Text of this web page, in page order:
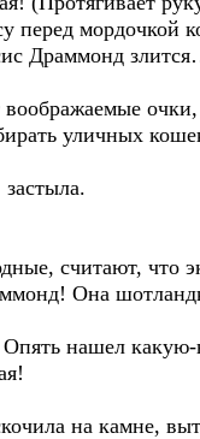
перед мордочкой
Драммонд
уличных
считают, что
Она
нашел
на камне,